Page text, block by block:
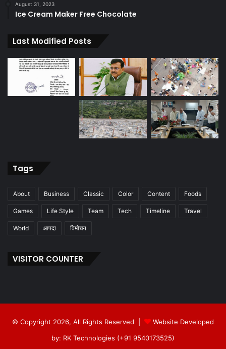
August 31, 2023
Ice Cream Maker Free Chocolate
Last Modified Posts
Tags
About Business Classic Color Content Foods
Games Life Style Team Tech Timeline Travel
World आपदा विमोचन
VISITOR COUNTER
© Copyright 2026, All Rights Reserved |
Website Developed
by: RK Technologies (+91 9540173525)